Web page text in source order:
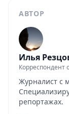
АВТОР
Илья
Корреспондент
Журналист с
репортажах.